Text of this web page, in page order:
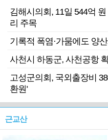
김해시의회, 11일 544억
리 주목
기록적 폭염·가뭄에도 양
사천시 하동군, 사천공항
고성군의회, 국외출장비
환원'
근교산